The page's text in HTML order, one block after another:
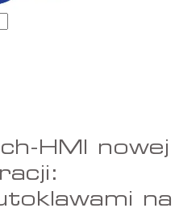
HMI nowej
na